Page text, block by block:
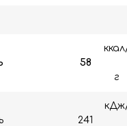
58
г
241